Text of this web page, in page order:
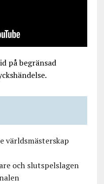
på begränsad
världsmästerskap
och slutspelslagen